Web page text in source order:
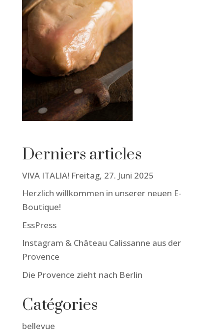
Derniers articles
VIVA ITALIA! Freitag, 27. Juni 2025
Herzlich willkommen in unserer neuen E-
Boutique!
EssPress
Instagram & Château Calissanne aus der
Provence
Die Provence zieht nach Berlin
Catégories
bellevue